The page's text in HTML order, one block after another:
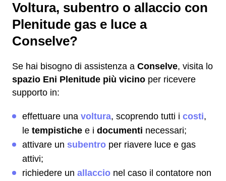
Voltura, subentro o allaccio con
Plenitude gas e luce a
Conselve?
Se hai bisogno di assistenza a Conselve, visita lo
spazio Eni Plenitude più vicino per ricevere
supporto in:
effettuare una voltura, scoprendo tutti i costi,
le tempistiche e i documenti necessari;
attivare un subentro per riavere luce e gas
attivi;
richiedere un allaccio nel caso il contatore non